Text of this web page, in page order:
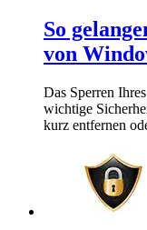
So
von
Das Sperren
wichtige
kurz entfernen